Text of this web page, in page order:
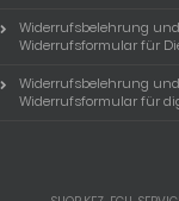
Widerrufsbelehrung
Widerrufsformular für
Widerrufsbelehrung
Widerrufsformular für